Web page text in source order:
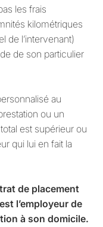
les frais
kilométriques
de l’intervenant)
de son particulier
au
ou un
est supérieur ou
qui lui en fait la
de placement
l’employeur de
à son domicile.